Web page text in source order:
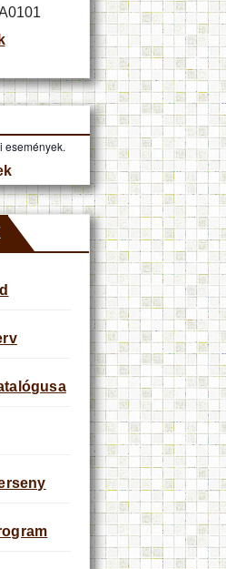
események.